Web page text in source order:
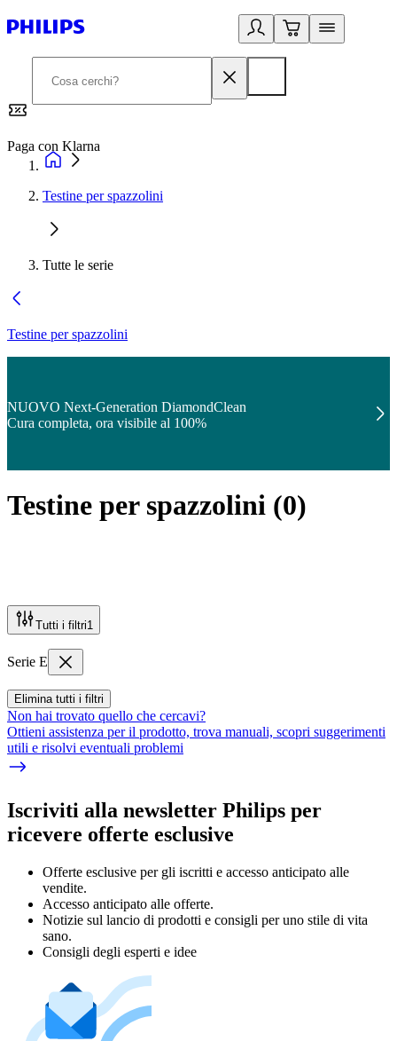
Paga con Klarna
Testine per spazzolini
Tutte le serie
Testine per spazzolini
NUOVO Next-Generation DiamondClean
Cura completa, ora visibile al 100%
Testine per spazzolini (0)
Tutti i filtri1
Serie E
Elimina tutti i filtri
Non hai trovato quello che cercavi?
Ottieni assistenza per il prodotto, trova manuali, scopri suggerimenti
utili e risolvi eventuali problemi
Iscriviti alla newsletter Philips per
ricevere offerte esclusive
Offerte esclusive per gli iscritti e accesso anticipato alle
vendite.
Accesso anticipato alle offerte.
Notizie sul lancio di prodotti e consigli per uno stile di vita
sano.
Consigli degli esperti e idee